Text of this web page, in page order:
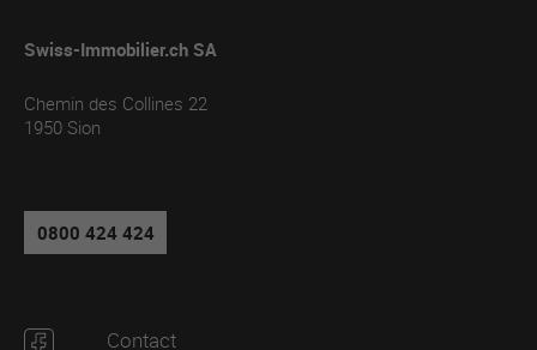
Swiss-Immobilier.ch SA
Chemin des Collines 22
1950 Sion
0800 424 424
Contact